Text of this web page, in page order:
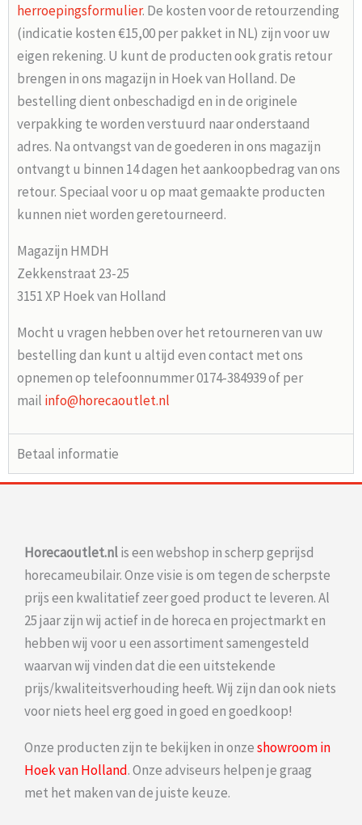
herroepingsformulier. De kosten voor de retourzending
(indicatie kosten €15,00 per pakket in NL) zijn voor uw
eigen rekening. U kunt de producten ook gratis retour
brengen in ons magazijn in Hoek van Holland. De
bestelling dient onbeschadigd en in de originele
verpakking te worden verstuurd naar onderstaand
adres. Na ontvangst van de goederen in ons magazijn
ontvangt u binnen 14 dagen het aankoopbedrag van ons
retour. Speciaal voor u op maat gemaakte producten
kunnen niet worden geretourneerd.
Magazijn HMDH
Zekkenstraat 23-25
3151 XP Hoek van Holland
Mocht u vragen hebben over het retourneren van uw
bestelling dan kunt u altijd even contact met ons
opnemen op telefoonnummer 0174-384939 of per
mail info@horecaoutlet.nl
Betaal informatie
Horecaoutlet.nlis een webshop in scherp geprijsd
horecameubilair. Onze visie is om tegen de scherpste
prijs een kwalitatief zeer goed product te leveren. Al
25 jaar zijn wij actief in de horeca en projectmarkt en
hebben wij voor u een assortiment samengesteld
waarvan wij vinden dat die een uitstekende
prijs/kwaliteitsverhouding heeft. Wij zijn dan ook niets
voor niets heel erg goed in goed en goedkoop!
Onze producten zijn te bekijken in onzeshowroom in
Hoek van Holland. Onze adviseurs helpen je graag
met het maken van de juiste keuze.